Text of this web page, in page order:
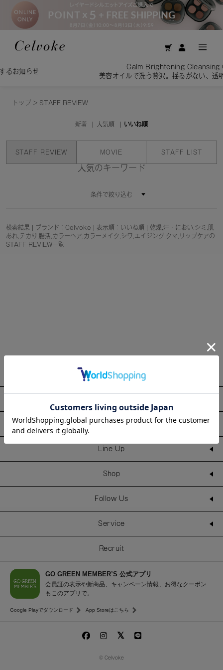
せ
Calm Brightening Cleansing Oil／
美容オイルで洗う贅沢。揺るがない、透明感を素
トップ > STAFF REVIEW
新着 人気順 いいね順
STAFF REVIEW MOVIE STAFF LIST
人気のキーワード
条件で絞り込む
検索結果 | ブランド：Celvoke | 表示順：いいね順 | 乾燥,汗・におい,シミ,肌
あれ,テカり,腸活,カラーヘア,カラーメイク,シワ,エイジング,クマ,リップケアの
STAFF REVIEW一覧
Information
Line Up
Shop
Follow Us
Service
Recruit
GO GREEN MEMBER’S 公式アプリ
会員証の表示や新商品、キャンペーン情報、お得なクーポン
もこのアプリで。
Google Playでダウンロード App Storeはこちら
© Celvoke